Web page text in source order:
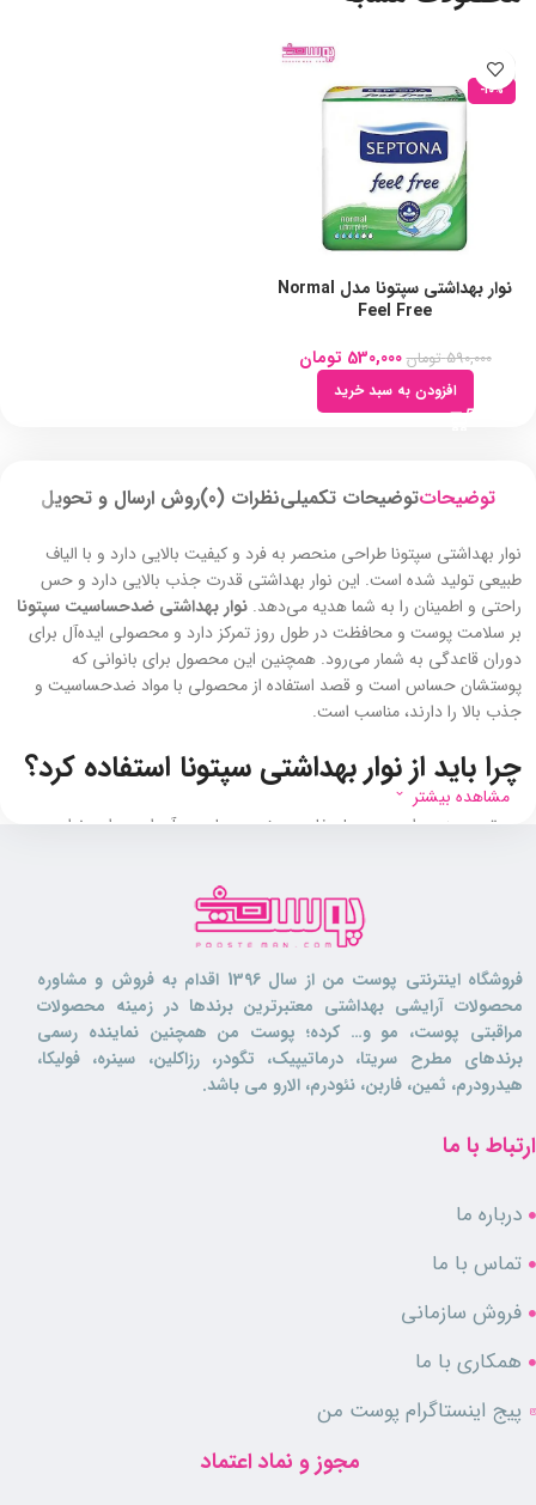
-10%
نوار بهداشتی سپتونا مدل Normal
Feel Free
590,000 تومان 530,000 تومان
افزودن به سبد خرید
توضیحاتتوضیحات تکمیلینظرات (0) روش ارسال و تحویل
نوار بهداشتی سپتونا طراحی منحصر به ‌فرد و کیفیت بالایی دارد و با الیاف
طبیعی تولید شده است. این نوار بهداشتی قدرت جذب بالایی دارد و حس
راحتی و اطمینان را به شما هدیه می‌دهد. نوار بهداشتی ضدحساسیت سپتونا
بر سلامت پوست و محافظت در طول روز تمرکز دارد و محصولی ایده‌آل برای
دوران قاعدگی به‌ شمار می‌رود. همچنین این محصول برای بانوانی که
پوستشان حساس است و قصد استفاده از محصولی با مواد ضدحساسیت و
جذب بالا را دارند، مناسب است.
چرا باید از نوار بهداشتی سپتونا استفاده کرد؟
مهم‌ترین مزیت این محصول خاصیت ضد حساسیت آن است. این نوار
شده که به کاهش قرمزی و تحریکات پوستی کمک می‌کند.
ساختار چندلایه این نوار بهداشتی منجر به جلوگیری از نشتی شده و طراحی
شما ارائه می‌دهد.
ویژگی‌های نوار بهداشتی ضدحساسیت سپتونا
قدرت جذب بالا
کنترل بوهای نامطبوع
مناسب برای پوست‌های حساس
نتیجه‌گیری
نوار بهداشتی سپتونا
و کنترل بو باعث آرامش و شادابی شما می‌شود. این نوار بهداشتی به دلیل
ویژگی‌هایی که دارد، انتخابی مطمئن برای بانوانی است که به سلامت و
سؤالات متداول
مشاهده بیشتر
فروشگاه اینترنتی پوست من از سال 1396 اقدام به فروش و مشاوره
محصولات آرایشی بهداشتی معتبرترین برندها در زمینه محصولات
مراقبتی پوست، مو و… کرده؛ پوست من همچنین نماینده رسمی
برندهای مطرح سریتا، درماتیپیک، تگودر، رزاکلین، سینره، فولیکا،
هیدرودرم، ثمین، فاربن، نئودرم، الارو می باشد.
ارتباط با ما
درباره ما
تماس با ما
فروش سازمانی
همکاری با ما
پیج اینستاگرام پوست من
مجوز و نماد اعتماد